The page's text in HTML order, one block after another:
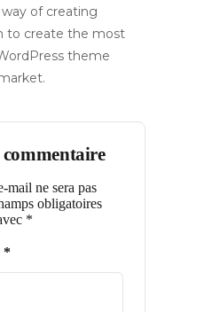
of creating
to create the most
theme
mail ne sera pas
obligatoires
*
*